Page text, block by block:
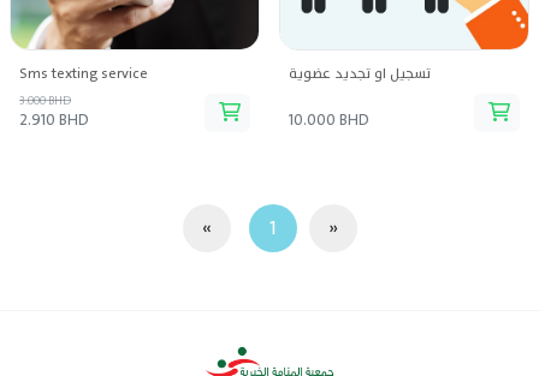
Sms texting service
3.000 BHD
2.910 BHD
تسجيل او تجديد عضوية
10.000 BHD
« 1 »